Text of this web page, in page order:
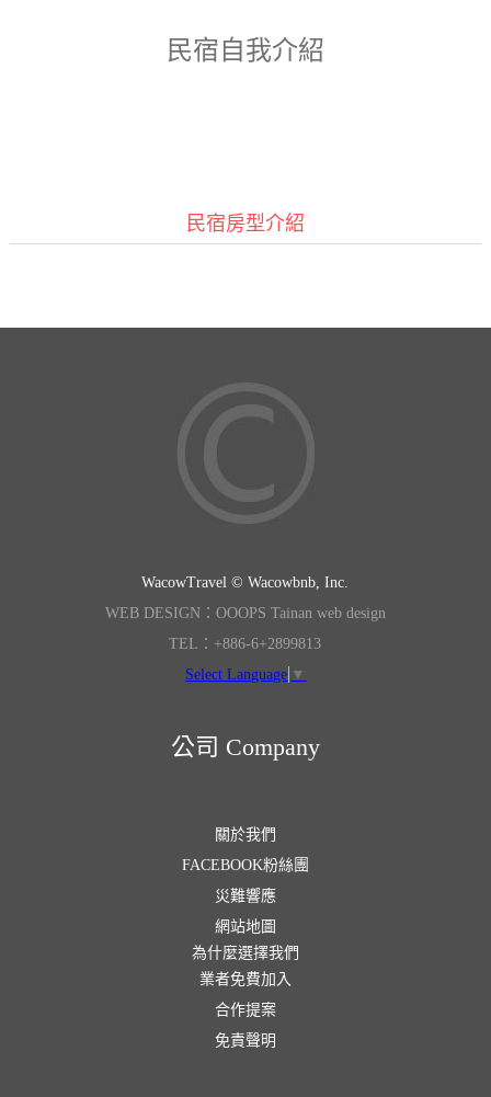
民宿自我介紹
民宿房型介紹
WacowTravel © Wacowbnb, Inc.
WEB DESIGN：OOOPS Tainan web design
TEL：+886-6+2899813
Select Language ▼
公司 Company
關於我們
FACEBOOK粉絲團
災難響應
網站地圖
為什麼選擇我們
業者免費加入
合作提案
免責聲明